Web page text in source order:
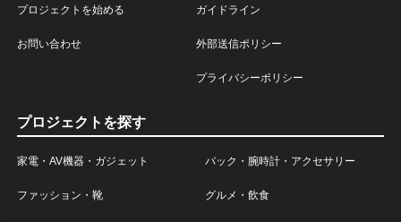
プロジェクトを始める
お問い合わせ
ガイドライン
外部送信ポリシー
プライバシーポリシー
プロジェクトを探す
家電・AV機器・ガジェット バック・腕時計・アクセサリー
ファッション・靴 グルメ・飲食